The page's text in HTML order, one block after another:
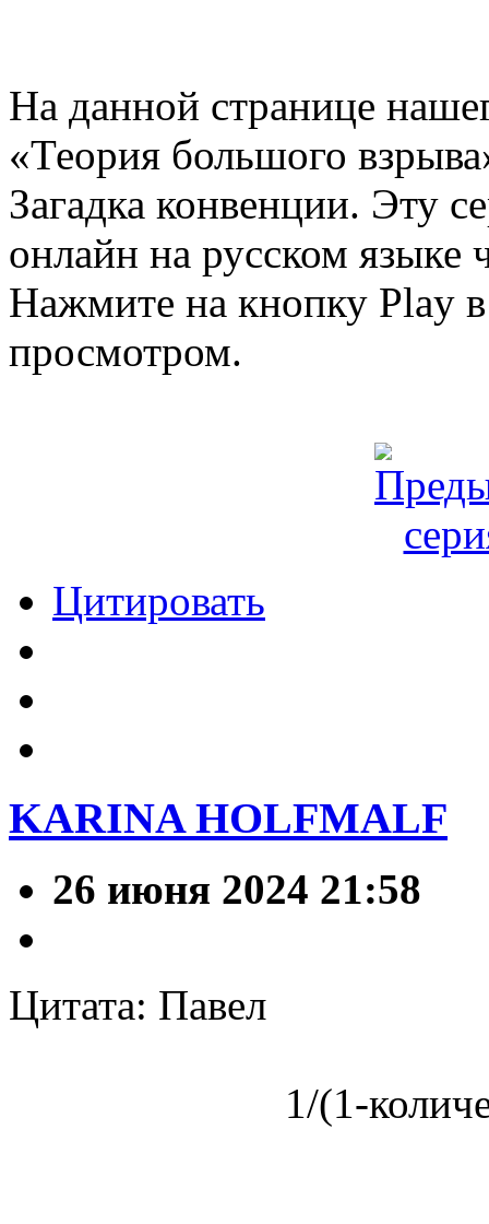
На данной странице
«Теория большого
Загадка конвенции. Эту
онлайн на русском языке
Нажмите на кнопку Play
просмотром.
Цитировать
KARINA HOLFMALF
26 июня 2024 21:58
Цитата: Павел
1/(1-